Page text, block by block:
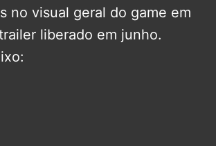
no visual geral do game em
liberado em junho.